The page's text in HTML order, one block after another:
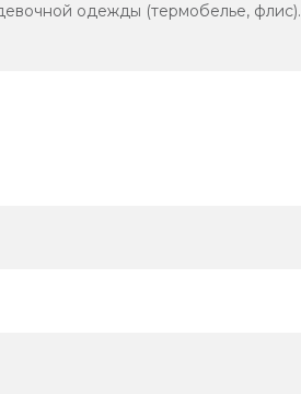
одежды (термобелье, флис).